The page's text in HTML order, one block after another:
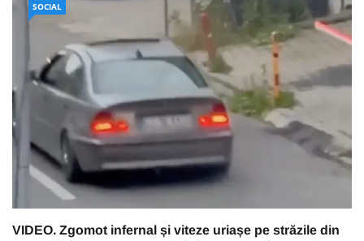
SOCIAL
VIDEO. Zgomot infernal și viteze uriașe pe străzile din